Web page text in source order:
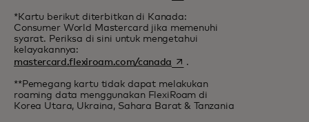
*Kartu berikut diterbitkan di Kanada:
Consumer World Mastercard jika memenuhi
syarat. Periksa di sini untuk mengetahui
kelayakannya:
mastercard.flexiroam.com/canada opens in a new tab
.
**Pemegang kartu tidak dapat melakukan
roaming data menggunakan FlexiRoam di
Korea Utara, Ukraina, Sahara Barat & Tanzania